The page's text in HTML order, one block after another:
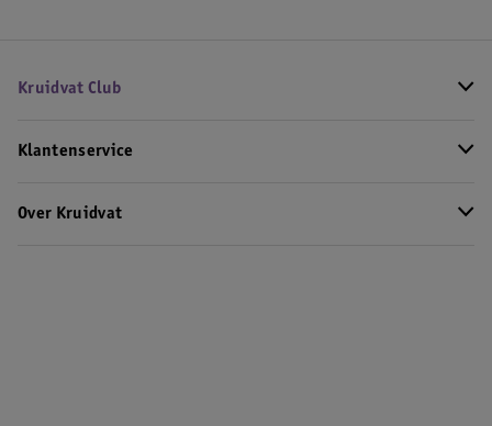
Kruidvat Club
Klantenservice
Over Kruidvat